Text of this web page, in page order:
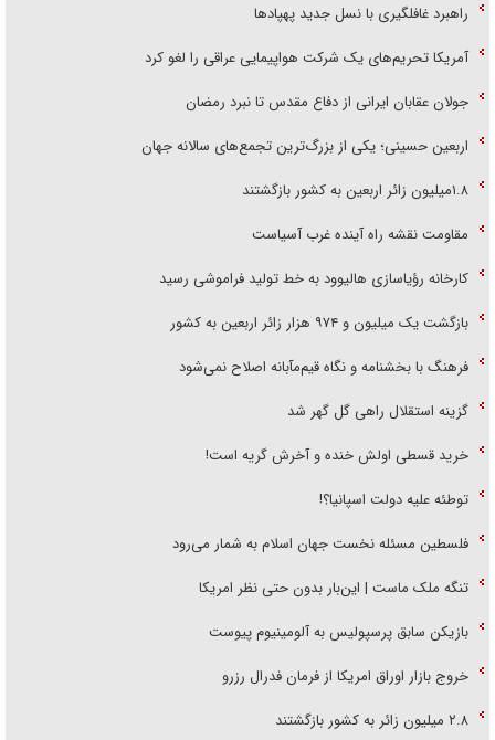
راهبرد غافلگیری با نسل جدید پهپاد‌ها
آمریکا تحریم‌های یک شرکت هواپیمایی عراقی را لغو کرد
جولان عقابان ایرانی از دفاع مقدس تا نبرد رمضان
اربعین حسینی؛ یکی از بزرگ‌ترین تجمع‌های سالانه جهان
۱.۸میلیون زائر اربعین به کشور بازگشتند
مقاومت نقشه راه آینده غرب آسیاست
کارخانه رؤیاسازی هالیوود به خط تولید فراموشی رسید
بازگشت یک میلیون و ۹۷۴ هزار زائر اربعین به کشور
فرهنگ با بخشنامه و نگاه قیم‌مآبانه اصلاح نمی‌شود
گزینه استقلال راهی گل گهر شد
خرید قسطی اولش خنده و آخرش گریه است!
توطئه علیه دولت اسپانیا؟!
فلسطین مسئله نخست جهان اسلام به شمار می‌رود
تنگه ملک ماست | این‌بار بدون حتی نظر امریکا
بازیکن سابق پرسپولیس به آلومینیوم پیوست
خروج بازار اوراق امریکا از فرمان فدرال رزرو
۲.۸ میلیون زائر به کشور بازگشتند